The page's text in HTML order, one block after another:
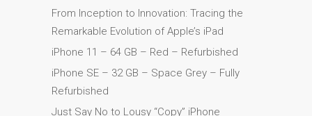
Reparación de Apple iPod
en Dundee
Reparación de Apple Mac
OS X y macOS en Dundee
From Inception to Innovation: Tracing the
Remarkable Evolution of Apple’s iPad
iPhone 11 – 64 GB – Red – Refurbished
iPhone SE – 32 GB – Space Grey – Fully
Refurbished
Just Say No to Lousy “Copy” iPhone